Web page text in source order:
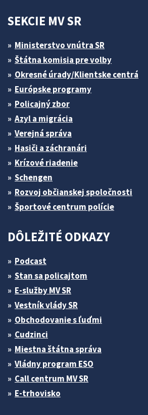
SEKCIE MV SR
Ministerstvo vnútra SR
Štátna komisia pre volby
Okresné úrady/Klientske centrá
Európske programy
Policajný zbor
Azyl a migrácia
Verejná správa
Hasiči a záchranári
Krízové riadenie
Schengen
Rozvoj občianskej spoločnosti
Športové centrum polície
DÔLEŽITÉ ODKAZY
Podcast
Stan sa policajtom
E-služby MV SR
Vestník vlády SR
Obchodovanie s ľuďmi
Cudzinci
Miestna štátna správa
Vládny program ESO
Call centrum MV SR
E-trhovisko